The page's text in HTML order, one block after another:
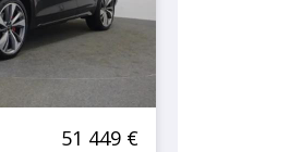
51 449 €